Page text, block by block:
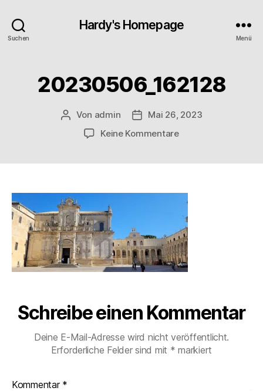
Suchen
Hardy's Homepage
Menü
20230506_162128
Beitragsautor
Von admin Veröffentlichungsdatum
Mai 26, 2023
Keine Kommentarezu
Schreibe einen Kommentar
Deine E-Mail-Adresse wird nicht veröffentlicht.
Erforderliche Felder sind mit * markiert
Kommentar *